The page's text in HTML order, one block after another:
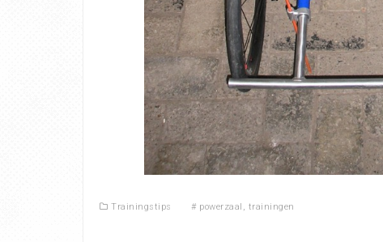
Trainingstips # powerzaal , trainingen